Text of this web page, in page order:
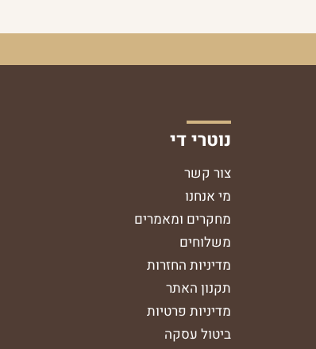
נוטרי די
צור קשר
מי אנחנו
מחקרים ומאמרים
משלוחים
מדיניות החזרות
תקנון האתר
מדיניות פרטיות
ביטול עסקה